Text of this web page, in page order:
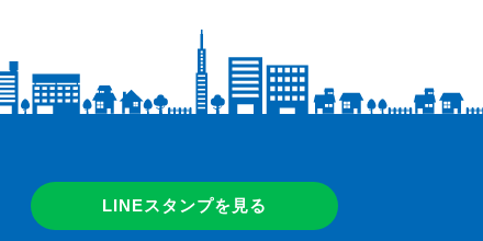
LINEスタンプを見る